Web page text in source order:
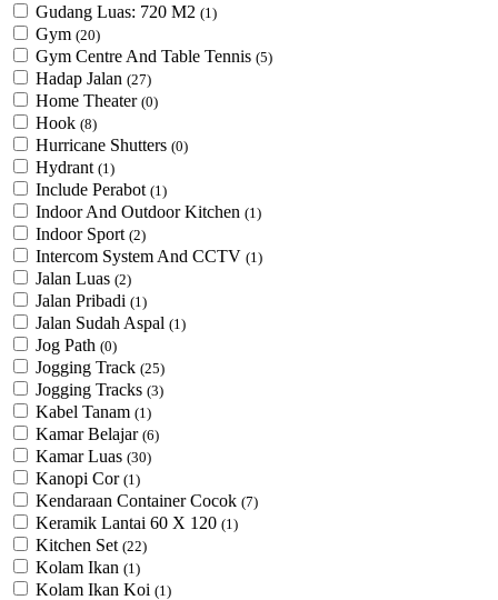
Gudang Luas: 720 M2 (1)
Gym (20)
Gym Centre And Table Tennis (5)
Hadap Jalan (27)
Home Theater (0)
Hook (8)
Hurricane Shutters (0)
Hydrant (1)
Include Perabot (1)
Indoor And Outdoor Kitchen (1)
Indoor Sport (2)
Intercom System And CCTV (1)
Jalan Luas (2)
Jalan Pribadi (1)
Jalan Sudah Aspal (1)
Jog Path (0)
Jogging Track (25)
Jogging Tracks (3)
Kabel Tanam (1)
Kamar Belajar (6)
Kamar Luas (30)
Kanopi Cor (1)
Kendaraan Container Cocok (7)
Keramik Lantai 60 X 120 (1)
Kitchen Set (22)
Kolam Ikan (1)
Kolam Ikan Koi (1)